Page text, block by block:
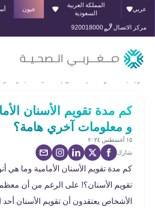
عربي
المملكة العربية
السعودية
عيون
مركز الاتصال
920018000
كم مدة تقويم الأسنان
و معلومات آخري هامة؟
١٥ أغسطس ٢٠٢٤
شارك
كم مدة تقويم الأسنان الأمامية وما هي
تقويم الأسنان؟! على الرغم من أن معظم
الأشخاص يعتقدون أن تقويم الأسنان